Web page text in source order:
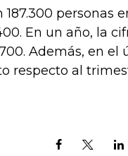
personas
En un año, la
Además, en
respecto al